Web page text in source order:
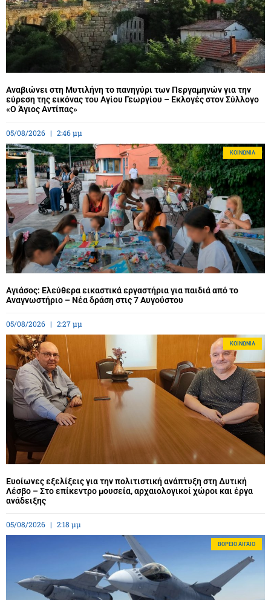
Αναβιώνει στη Μυτιλήνη το πανηγύρι των Περγαμηνών για την
εύρεση της εικόνας του Αγίου Γεωργίου – Εκλογές στον Σύλλογο
«Ο Άγιος Αντίπας»
05/08/2026 2:46 μμ
ΚΟΙΝΩΝΊΑ
Αγιάσος: Ελεύθερα εικαστικά εργαστήρια για παιδιά από το
Αναγνωστήριο – Νέα δράση στις 7 Αυγούστου
05/08/2026 2:27 μμ
ΚΟΙΝΩΝΊΑ
Ευοίωνες εξελίξεις για την πολιτιστική ανάπτυξη στη Δυτική
Λέσβο – Στο επίκεντρο μουσεία, αρχαιολογικοί χώροι και έργα
ανάδειξης
05/08/2026 2:18 μμ
BΌΡΕΙΟ ΑΙΓΑΊΟ